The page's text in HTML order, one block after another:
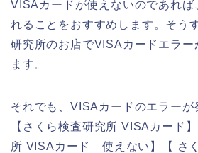
VISAカードが使えないのであれば
れることをおすすめします。そう
研究所のお店でVISAカードエラー
ます。
それでも、VISAカードのエラーが
【さくら検査研究所 VISAカード
所 VISAカード 使えない】【 さ